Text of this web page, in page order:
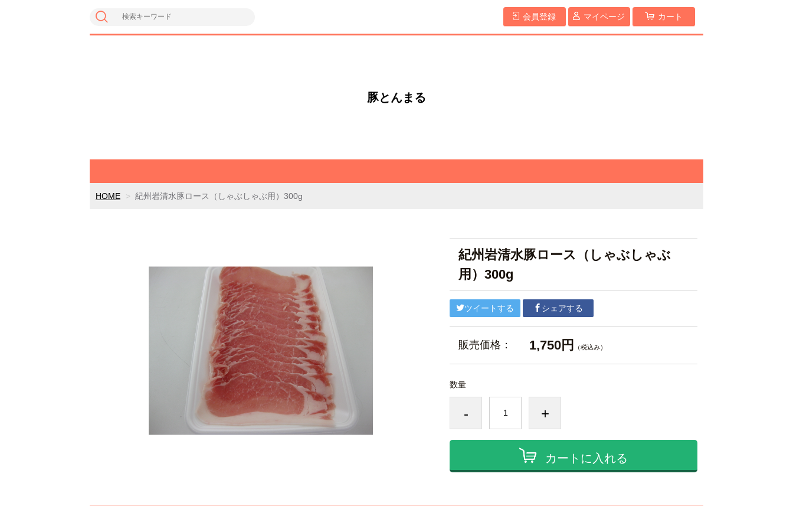
豚とんまる
会員登録 マイページ カート
HOME 紀州岩清水豚ロース（しゃぶしゃぶ用）300g
紀州岩清水豚ロース（しゃぶしゃぶ
用）300g
ツイートする シェアする
販売価格： 1,750円 （税込み）
数量
- +
カートに入れる